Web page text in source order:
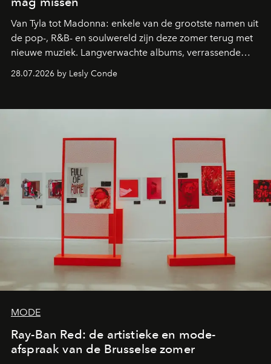
Van Tyla tot Madonna: enkele van de grootste namen uit
de pop-, R&B- en soulwereld zijn deze zomer terug met
nieuwe muziek. Langverwachte albums, verrassende
comebacks en veelbelovende nieuwe projecten: dit zijn
de releases die je niet mag missen.
28.07.2026 by Lesly Conde
MODE
Ray-Ban Red: de artistieke en mode-
afspraak van de Brusselse zomer